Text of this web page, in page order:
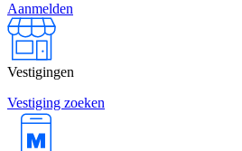
Aanmelden
Vestigingen
Vestiging zoeken